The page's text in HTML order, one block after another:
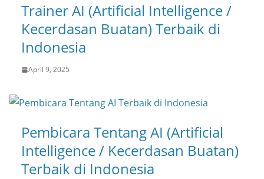
Trainer AI (Artificial Intelligence /
Kecerdasan Buatan) Terbaik di
Indonesia
April 9, 2025
Pembicara Tentang AI (Artificial
Intelligence / Kecerdasan Buatan)
Terbaik di Indonesia